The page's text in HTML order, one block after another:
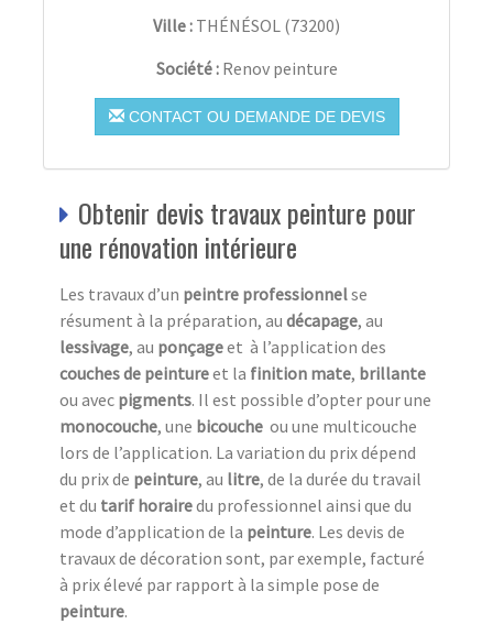
Ville : THÉNÉSOL (73200)
Société : Renov peinture
CONTACT OU DEMANDE DE DEVIS
Obtenir devis travaux peinture pour
une rénovation intérieure
Les travaux d’un peintre professionnelse
résument à la préparation, au décapage, au
lessivage, au ponçageet à l’application des
couches de peintureet la finition mate, brillante
ou avec pigments. Il est possible d’opter pour une
monocouche, une bicouche ou une multicouche
lors de l’application. La variation du prix dépend
du prix de peinture, au litre, de la durée du travail
et du tarif horairedu professionnel ainsi que du
mode d’application de la peinture. Les devis de
travaux de décoration sont, par exemple, facturé
à prix élevé par rapport à la simple pose de
peinture.